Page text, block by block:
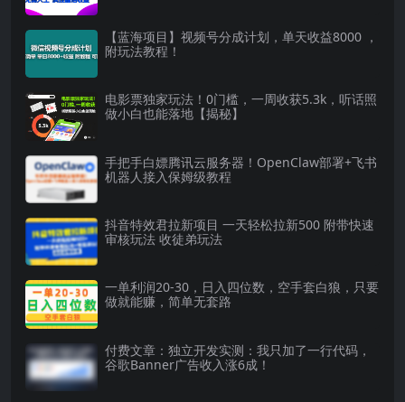
【蓝海项目】视频号分成计划，单天收益8000 ，
附玩法教程！
电影票独家玩法！0门槛，一周收获5.3k，听话照
做小白也能落地【揭秘】
手把手白嫖腾讯云服务器！OpenClaw部署+飞书
机器人接入保姆级教程
抖音特效君拉新项目 一天轻松拉新500 附带快速
审核玩法 收徒弟玩法
一单利润20-30，日入四位数，空手套白狼，只要
做就能赚，简单无套路
付费文章：独立开发实测：我只加了一行代码，
谷歌Banner广告收入涨6成！